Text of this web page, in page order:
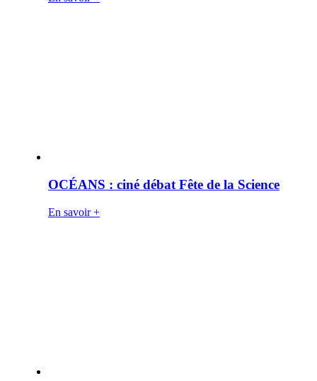
OCÉANS : ciné débat Fête de la Science
En savoir +